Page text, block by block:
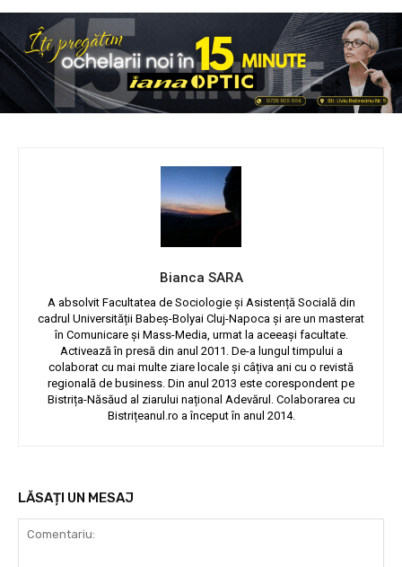
Bianca SARA
A absolvit Facultatea de Sociologie și Asistență Socială din
cadrul Universității Babeș-Bolyai Cluj-Napoca și are un masterat
în Comunicare și Mass-Media, urmat la aceeași facultate.
Activează în presă din anul 2011. De-a lungul timpului a
colaborat cu mai multe ziare locale și câțiva ani cu o revistă
regională de business. Din anul 2013 este corespondent pe
Bistrița-Năsăud al ziarului național Adevărul. Colaborarea cu
Bistrițeanul.ro a început în anul 2014.
LĂSAȚI UN MESAJ